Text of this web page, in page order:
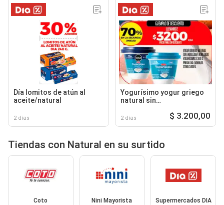
Día lomitos de atún al
aceite/natural
2 días
Yogurísimo yogur griego
natural sin
2 días $ 3.200,00
Tiendas con Natural en su surtido
Coto Nini Mayorista Supermercados DIA